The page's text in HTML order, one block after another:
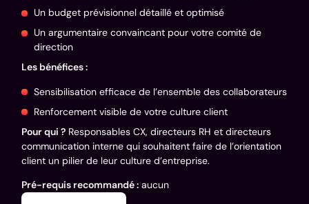
Un budget prévisionnel détaillé et optimisé
Un argumentaire convaincant pour votre comité de
direction
Les bénéfices :
Sensibilisation efficace de l’ensemble des collaborateurs
Renforcement visible de votre culture client
Pour qui ? Responsables CX, directeurs RH et directeurs
communication interne qui souhaitent faire de l’orientation
client un pilier de leur culture d’entreprise.
Pré-requis recommandé : aucun